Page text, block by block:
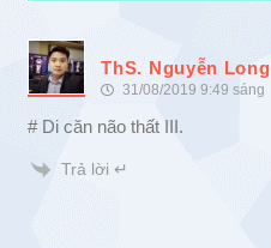
ThS. Nguyễn Long
31/08/2019 9:49 sáng
# Di căn não thất III.
Trả lời ↵